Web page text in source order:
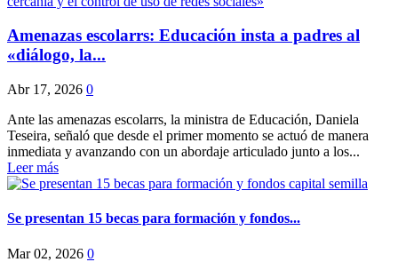
Amenazas escolarrs: Educación insta a padres al
«diálogo, la...
Abr 17, 2026 0
Ante las amenazas escolarrs, la ministra de Educación, Daniela
Teseira, señaló que desde el primer momento se actuó de manera
inmediata y avanzando con un abordaje articulado junto a los...
Leer más
Se presentan 15 becas para formación y fondos...
Mar 02, 2026 0